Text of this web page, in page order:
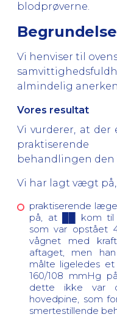
blodprøverne.
Begrundelse
Vi henviser til
almindelig
Vores resultat
Vi vurderer, at
behandlingen den
Vi har lagt vægt på,
praktiserende
på, at ██ kom til
som var opstået
vågnet med
aftaget, men
målte ligeledes
160/108 mmHg
dette ikke var
hovedpine, som
smertestillende